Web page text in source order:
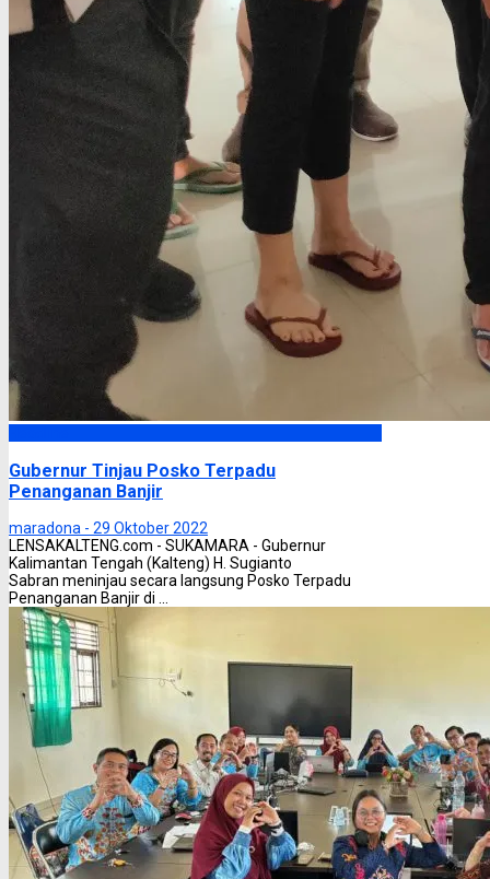
Gubernur Tinjau Posko Terpadu
Penanganan Banjir
maradona - 29 Oktober 2022
LENSAKALTENG.com - SUKAMARA - Gubernur
Kalimantan Tengah (Kalteng) H. Sugianto
Sabran meninjau secara langsung Posko Terpadu
Penanganan Banjir di ...